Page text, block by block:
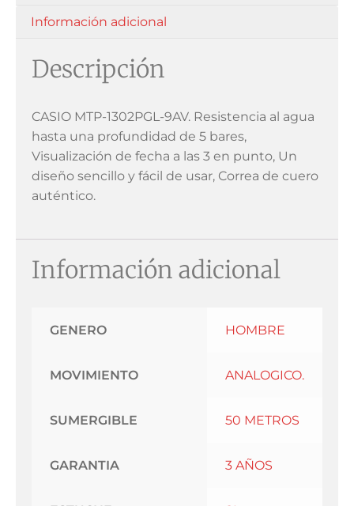
Información adicional
Descripción
CASIO MTP-1302PGL-9AV. Resistencia al agua
hasta una profundidad de 5 bares,
Visualización de fecha a las 3 en punto, Un
diseño sencillo y fácil de usar, Correa de cuero
auténtico.
Información adicional
GENERO HOMBRE
MOVIMIENTO ANALOGICO.
SUMERGIBLE 50 METROS
GARANTIA 3 AÑOS